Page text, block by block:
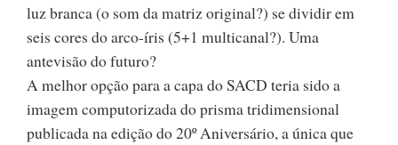
luz branca (o som da matriz original?) se dividir em
seis cores do arco-íris (5+1 multicanal?). Uma
antevisão do futuro?
A melhor opção para a capa do SACD teria sido a
imagem computorizada do prisma tridimensional
publicada na edição do 20º Aniversário, a única que